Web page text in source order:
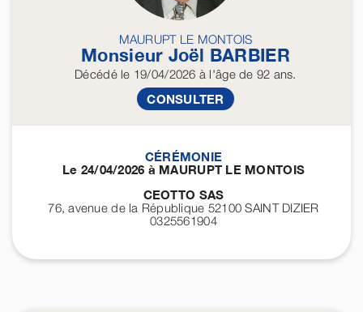
MAURUPT LE MONTOIS
Monsieur Joël BARBIER
Décédéle 19/04/2026 à l'âge de 92 ans.
CONSULTER
CÉRÉMONIE
Le 24/04/2026 à MAURUPT LE MONTOIS
CEOTTO SAS
76, avenue de la République 52100SAINT DIZIER
0325561904